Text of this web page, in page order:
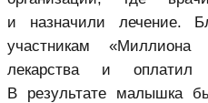
и назначили лечение.
участникам
лекарства и оплатил
В результате малышка